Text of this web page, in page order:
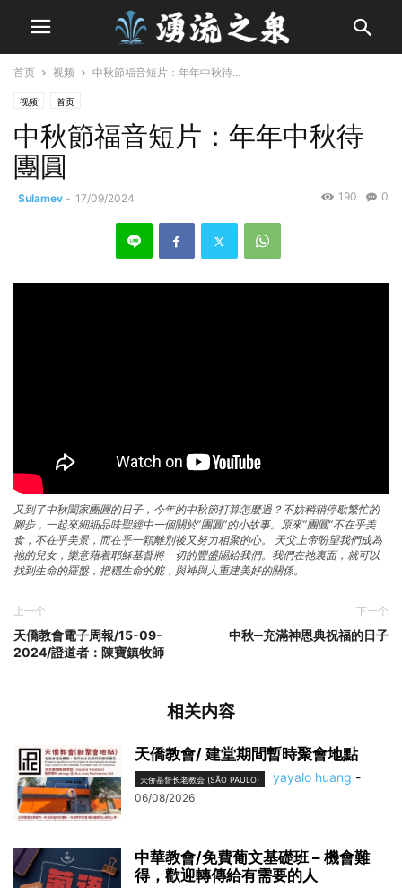
首页 视频 中秋節福音短片：年年中秋待...
视频 首页
中秋節福音短片：年年中秋待
團圓
Sulamev - 17/09/2024 0
190
又到了中秋闔家團圓的日子，今年的中秋節打算怎麼過？不妨稍稍停歇繁忙的
腳步，一起來細細品味聖經中一個關於”團圓”的小故事。原來”團圓”不在乎美
食，不在乎美景，而在乎一顆離別後又努力相聚的心。‎ 天父上帝盼望我們成為
祂的兒女，樂意藉着耶穌基督將一切的豐盛賜給我們。我們在祂裏面，就可以
找到生命的羅盤，把穩生命的舵，與神與人重建美好的關係。
上一个
天僑教會電子周報/15-09-
2024/證道者：陳寶鎮牧師
下一个
中秋─充滿神恩典祝福的日子
相关内容
天僑教會/ 建堂期間暫時聚會地點
天侨基督长老教会 (SÃO PAULO) yayalo huang -
06/08/2026
中華教會/免費葡文基礎班 – 機會難
得，歡迎轉傳給有需要的人